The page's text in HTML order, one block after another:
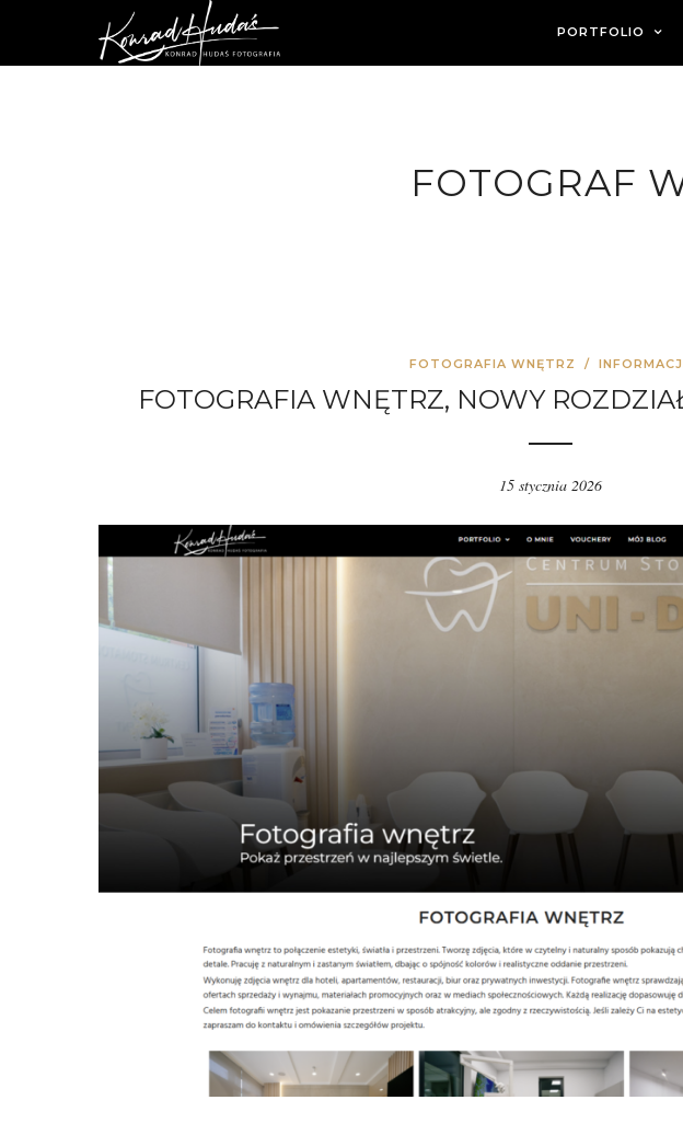
PORTFOLIO
FOTOGRAF
FOTOGRAFIA WNĘTRZ /
FOTOGRAFIA WNĘTRZ, NOWY
15 stycznia 2026